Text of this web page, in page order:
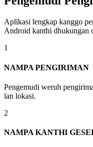
Aplikasi lengkap kanggo
Android kanthi dhukungan
1
NAMPA PENGIRIMAN
Pengemudi weruh
lan lokasi.
2
NAMPA KANTHI